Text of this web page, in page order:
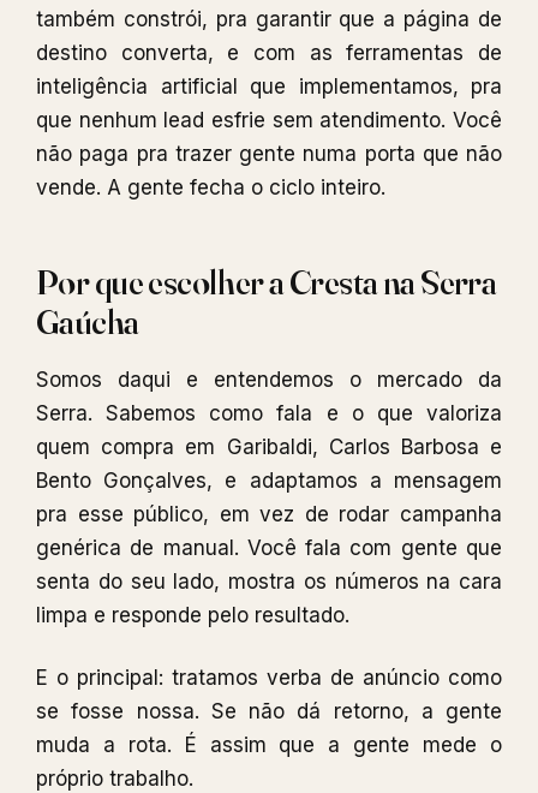
também constrói, pra garantir que a página de
destino converta, e com as ferramentas de
inteligência artificial que implementamos, pra
que nenhum lead esfrie sem atendimento. Você
não paga pra trazer gente numa porta que não
vende. A gente fecha o ciclo inteiro.
Por que escolher a Cresta na Serra
Gaúcha
Somos daqui e entendemos o mercado da
Serra. Sabemos como fala e o que valoriza
quem compra em Garibaldi, Carlos Barbosa e
Bento Gonçalves, e adaptamos a mensagem
pra esse público, em vez de rodar campanha
genérica de manual. Você fala com gente que
senta do seu lado, mostra os números na cara
limpa e responde pelo resultado.
E o principal: tratamos verba de anúncio como
se fosse nossa. Se não dá retorno, a gente
muda a rota. É assim que a gente mede o
próprio trabalho.